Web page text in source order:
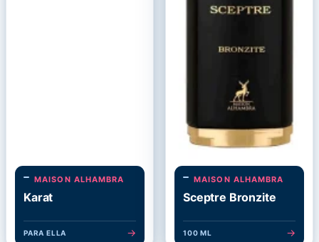
MAISON ALHAMBRA
Karat
PARA ELLA →
MAISON ALHAMBRA
Sceptre Bronzite
100 ML →